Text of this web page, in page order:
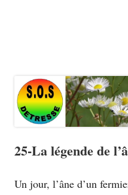
25-La légende de
Un jour, l’âne d’un